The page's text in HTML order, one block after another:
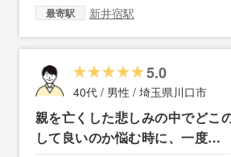
最寄駅 新井宿駅
5.0
40代 / 男性 / 埼玉県川口市
親を亡くした悲しみの中でどこ
して良いのか悩む時に、一度…